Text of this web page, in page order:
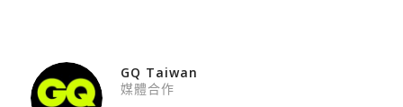
GQ Taiwan
媒體合作